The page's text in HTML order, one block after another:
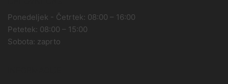
Ponedeljek - Četrtek: 08:00 – 16:00
Petetek: 08:00 – 15:00
Sobota: zaprto